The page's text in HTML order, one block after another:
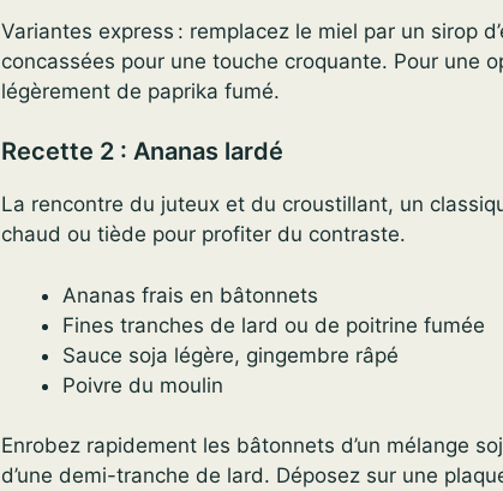
Variantes express : remplacez le miel par un sirop
concassées pour une touche croquante. Pour une
légèrement de paprika fumé.
Recette 2 : Ananas lardé
La rencontre du juteux et du croustillant, un
chaud ou tiède pour profiter du contraste.
Ananas frais en bâtonnets
Fines tranches de lard ou de poitrine fumée
Sauce soja légère, gingembre râpé
Poivre du moulin
Enrobez rapidement les bâtonnets d’un mélange
d’une demi-tranche de lard. Déposez sur une